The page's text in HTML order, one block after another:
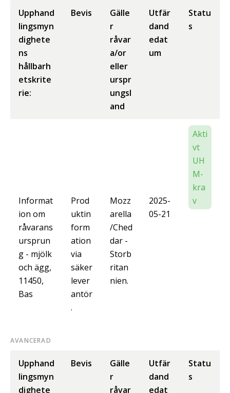
Upphand
lingsmyn
dighete
ns
hållbarh
etskrite
rie:
Bevis
Gälle
r
råvar
a/or
eller
urspr
ungsl
and
Utfär
dand
edat
um
Statu
s
Informat
ion om
råvarans
ursprun
g - mjölk
och ägg,
11450,
Bas
Prod
uktin
form
ation
via
säker
lever
antör
.
Mozz
arella
/Ched
dar -
Storb
ritan
nien.
2025-
05-21
Akti
vt
UH
M-
kra
v
AVANCERAD
Upphand
lingsmyn
dighete
Bevis
Gälle
r
råvar
Utfär
dand
edat
Statu
s